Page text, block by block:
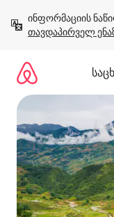
გადასვლა
თავდაპირველ